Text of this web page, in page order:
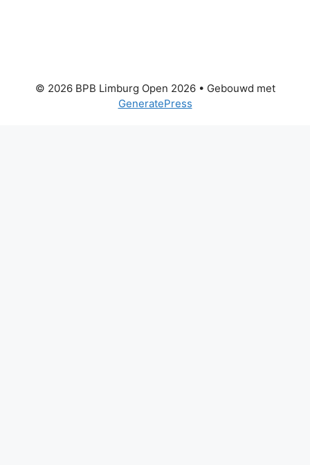
© 2026 BPB Limburg Open 2026• Gebouwd met
GeneratePress